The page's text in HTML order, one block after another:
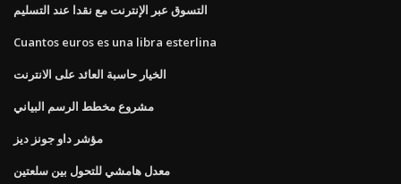
التسوق عبر الإنترنت مع نقدا عند التسليم
Cuantos euros es una libra esterlina
الخيار حاسبة العائد على الانترنت
مشروع مخطط الرسم البياني
مؤشر داو جونز ديز
معدل هامشي للتحول بين سلعتين